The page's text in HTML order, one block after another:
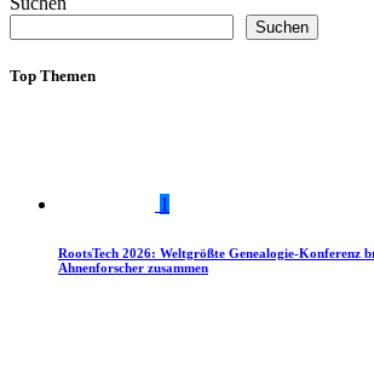
Suchen
Top Themen
1
RootsTech 2026: Weltgrößte Genealogie-Konferenz
Ahnenforscher zusammen